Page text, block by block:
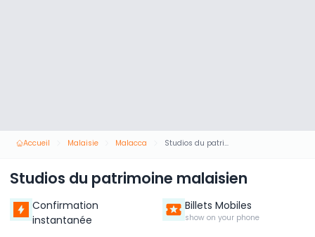
Accueil Malaisie Malacca Studios du patrimoine malaisien
Studios du patrimoine malaisien
Confirmation
instantanée
Billets Mobiles
show on your phone